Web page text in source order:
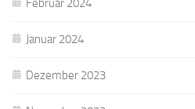
Januar 2024
Dezember 2023